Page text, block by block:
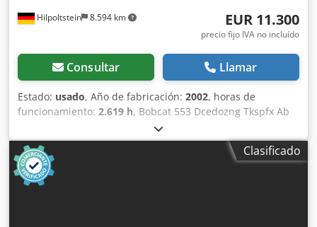
Hilpoltstein 8.594 km EUR 11.300
precio fijo IVA no incluído
Consultar Llamar
Estado: usado, Año de fabricación: 2002, horas de
funcionamiento: 2.619 h, Bobcat 553 Dcedozng Tkspfx Ab
Ask Cabina, pala, horquilla para paletas.
Clasificado